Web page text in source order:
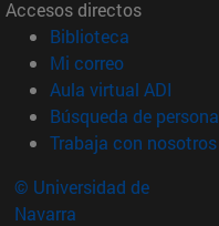
Accesos directos
Biblioteca (abre en
Mi correo(abre en
Aula virtual ADI
Búsqueda de
Trabaja con nosotros
© Universidad de
Navarra